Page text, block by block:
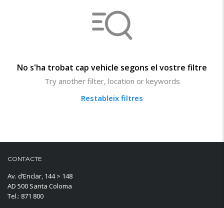
No s'ha trobat cap vehicle segons el vostre filtre
Try another filter, location or keywords
Restableix filtres
CONTACTE
Av. d’Enclar, 144 > 148
AD 500 Santa Coloma
Tel.: 871 800